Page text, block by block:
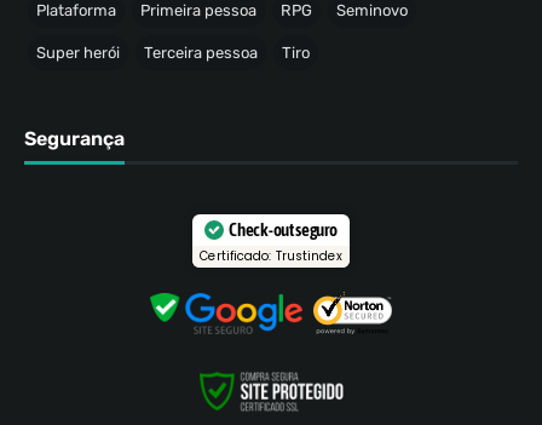
Plataforma Primeira pessoa RPG Seminovo
Super herói Terceira pessoa Tiro
Segurança
Check-out seguro
Certificado: Trustindex